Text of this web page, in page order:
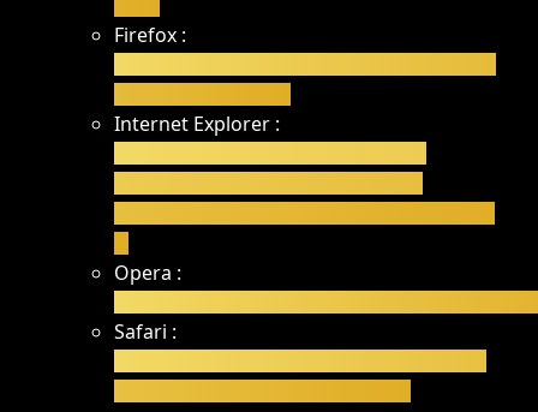
Firefox :
Internet Explorer :
Opera :
Safari :